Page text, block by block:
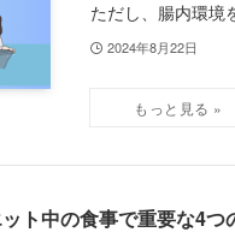
ただし、腸内環境
2024年8月22日
ト中の食事で重要な4つ